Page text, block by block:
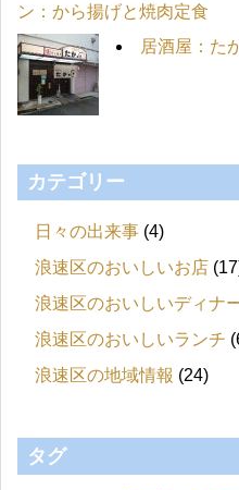
ン：から揚げと焼肉定食
居酒屋：た
カテゴリー
日々の出来事 (4)
浪速区のおいしいお店
浪速区のおいしいディナ
浪速区のおいしいランチ
浪速区の地域情報 (24)
タグ